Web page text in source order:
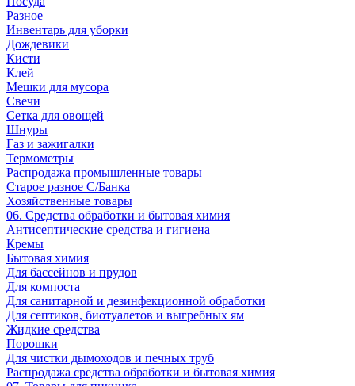
Разное
Инвентарь для уборки
Дождевики
Кисти
Клей
Мешки для мусора
Свечи
Сетка для овощей
Шнуры
Газ и зажигалки
Термометры
Распродажа промышленные товары
Старое разное С/Банка
Хозяйственные товары
06. Средства обработки и бытовая химия
Антисептические средства и гигиена
Кремы
Бытовая химия
Для бассейнов и прудов
Для компоста
Для санитарной и дезинфекционной обработки
Для септиков, биотуалетов и выгребных ям
Жидкие средства
Порошки
Для чистки дымоходов и печных труб
Распродажа средства обработки и бытовая химия